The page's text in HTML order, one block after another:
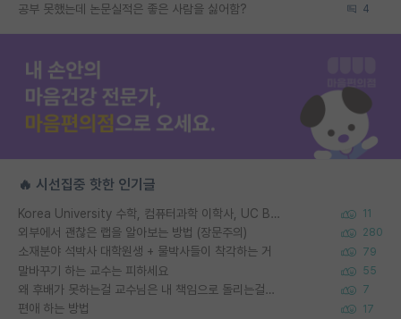
공부 못했는데 논문실적은 좋은 사람을 싫어함? 4
🔥 시선집중 핫한 인기글
Korea University 수학, 컴퓨터과학 이학사, UC Berkeley 산업공학 대학원 공학박사가 되는 것은 쉽지 않겠죠? 11
외부에서 괜찮은 랩을 알아보는 방법 (장문주의) 280
소재분야 석박사 대학원생 + 물박사들이 착각하는 거 79
말바꾸기 하는 교수는 피하세요 55
왜 후배가 못하는걸 교수님은 내 책임으로 돌리는걸까요? 7
편애 하는 방법 17